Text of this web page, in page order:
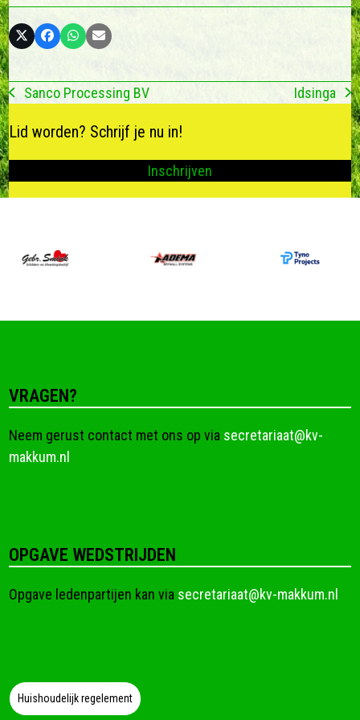
previous
post:
Sanco Processing BV
next
Idsinga
Lid worden? Schrijf je nu in!
Inschrijven
VRAGEN?
Neem gerust contact met ons op via secretariaat@kv-
makkum.nl
OPGAVE WEDSTRIJDEN
Opgave ledenpartijen kan via secretariaat@kv-makkum.nl
Huishoudelijk regelement